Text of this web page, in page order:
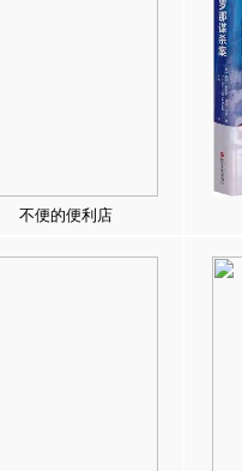
不便的便利店